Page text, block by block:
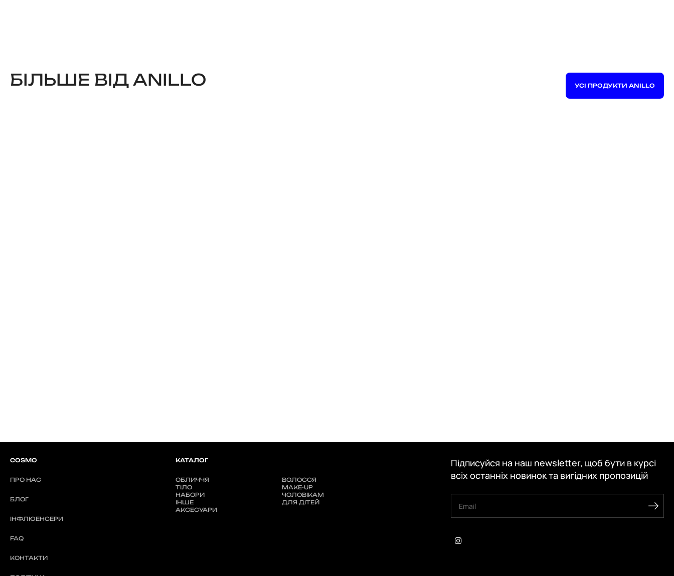
БІЛЬШЕ ВІД ANILLO УСІ ПРОДУКТИ ANILLO
COSMO
ПРО НАС
БЛОГ
ІНФЛЮЕНСЕРИ
FAQ
КОНТАКТИ
КАТАЛОГ
ОБЛИЧЧЯ
ВОЛОССЯ
ТІЛО
MAKE-UP
НАБОРИ
ЧОЛОВІКАМ
ІНШЕ
ДЛЯ ДІТЕЙ
АКСЕСУАРИ
Підписуйся на наш newsletter, щоб бути в курсі
всіх останніх новинок та вигідних пропозицій